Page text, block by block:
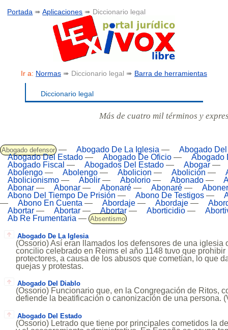
Portada ➠Aplicaciones ➠ Diccionario legal
Ir a: Normas ➠ Diccionario legal ➠ Barra de herramientas
Diccionario legal
Más de cuatro mil términos y
Abogado defensor — Abogado De La Iglesia —
Abogado
Abogado Del Estado — Abogado De Oficio —
Abogado
Abogado Fiscal — Abogados Del Estado — Abogar —
Abolengo — Abolengo — Abolicion — Abolición —
Abolicionismo — Abolir — Abolorio — Abonado —
Abonar — Abonar — Abonaré — Abonaré —
Abono Del Tiempo De Prisión — Abono De Testigos —
—
Abono En Cuenta — Abordaje — Abordaje —
Abortar — Abortar — Abortar — Aborticidio —
Ab Re Frumentaria — Absentismo
Abogado De La Iglesia
(Ossorio) Así eran llamados los defensores de una iglesia
concilio celebrado en Reims el año 1148 tuvo que
protectores, a causa de los abusos que cometían, lo que
quejas y protestas.
Abogado Del Diablo
(Ossorio) Funcionario que, en la Congregación de Ritos,
defiende la beatificación o canonización de una persona.
Abogado Del Estado
(Ossorio) Letrado que tiene por principales cometidos la